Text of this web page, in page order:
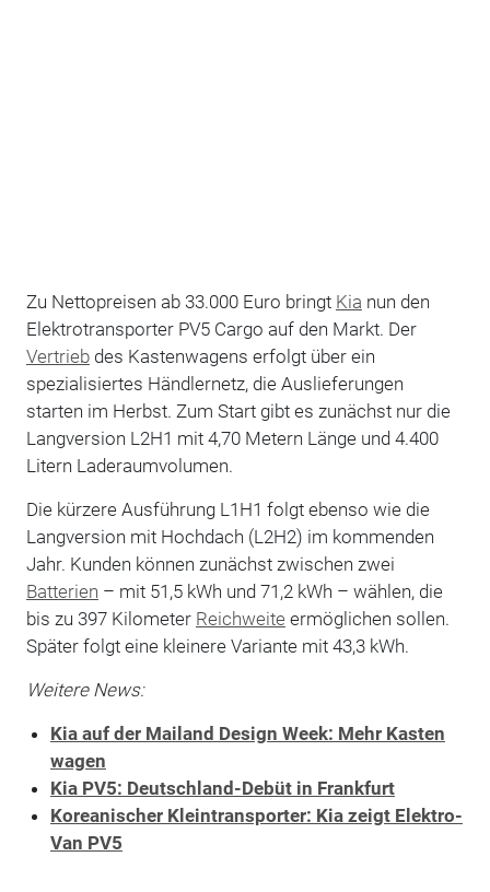
Zu Nettopreisen ab 33.000 Euro bringt Kia nun den
Elektrotransporter PV5 Cargo auf den Markt. Der
Vertriebdes Kastenwagens erfolgt über ein
spezialisiertes Händlernetz, die Auslieferungen
starten im Herbst. Zum Start gibt es zunächst nur die
Langversion L2H1 mit 4,70 Metern Länge und 4.400
Litern Laderaumvolumen.
Die kürzere Ausführung L1H1 folgt ebenso wie die
Langversion mit Hochdach (L2H2) im kommenden
Jahr. Kunden können zunächst zwischen zwei
Batterien – mit 51,5 kWh und 71,2 kWh – wählen, die
bis zu 397 Kilometer Reichweite ermöglichen sollen.
Später folgt eine kleinere Variante mit 43,3 kWh.
Weitere News:
Kia auf der Mailand Design Week: Mehr Kasten
wagen
Kia PV5: Deutschland-Debüt in Frankfurt
Koreanischer Kleintransporter: Kia zeigt Elektro-
Van PV5